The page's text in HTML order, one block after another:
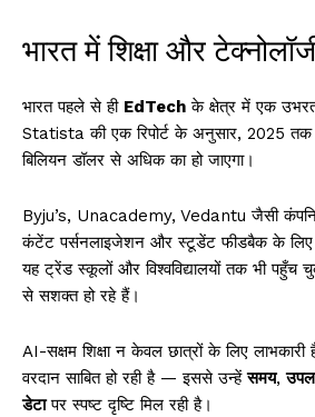
भारत में शिक्षा और
भारत पहले से ही EdTech के क्षेत्र में एक
Statista की एक रिपोर्ट के अनुसार, 2025 तक
बिलियन डॉलर से अधिक का हो जाएगा।
Byju’s, Unacademy, Vedantu जैसी
कंटेंट पर्सनलाइजेशन और स्टूडेंट फीडबैक के
यह ट्रेंड स्कूलों और विश्वविद्यालयों तक भी पहुँच
से सशक्त हो रहे हैं।
AI-सक्षम शिक्षा न केवल छात्रों के लिए लाभकारी
वरदान साबित हो रही है — इससे उन्हेंसमय,
डेटापर स्पष्ट दृष्टि मिल रही है।